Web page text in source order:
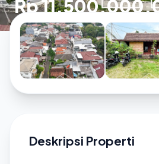
Rp
Deskripsi Properti